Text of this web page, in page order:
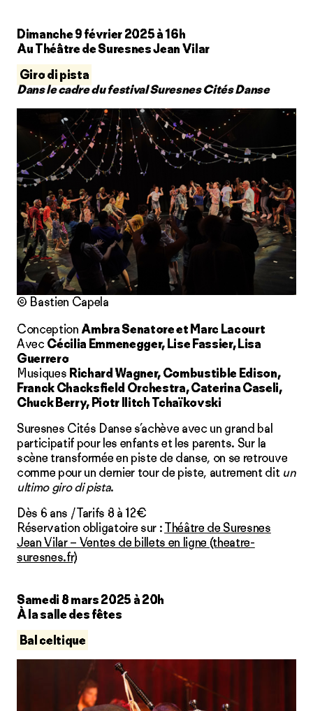
Dimanche 9 février 2025 à 16h
Au Théâtre de Suresnes Jean Vilar
Giro di pista
Dans le cadre du festival Suresnes Cités Danse
© Bastien Capela
Conception Ambra Senatore et Marc Lacourt
Avec Cécilia Emmenegger, Lise Fassier, Lisa
Guerrero
Musiques Richard Wagner, Combustible Edison,
Franck Chacksfield Orchestra, Caterina Caseli,
Chuck Berry, Piotr Ilitch Tchaïkovski
Suresnes Cités Danse s’achève avec un grand bal
participatif pour les enfants et les parents. Sur la
scène transformée en piste de danse, on se retrouve
comme pour un dernier tour de piste, autrement ditun
ultimo giro di pista.
Dès 6 ans / Tarifs 8 à 12€
Réservation obligatoire sur :Théâtre de Suresnes
Jean Vilar – Ventes de billets en ligne (theatre-
suresnes.fr)
Samedi 8 mars 2025 à 20h
À la salle des fêtes
Bal celtique